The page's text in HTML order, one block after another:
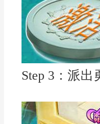
Step 3：派出